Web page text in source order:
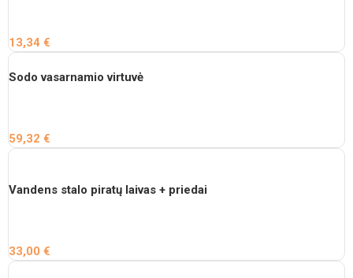
13,34€
Sodo vasarnamio virtuvė
59,32€
Vandens stalo piratų laivas + priedai
33,00€